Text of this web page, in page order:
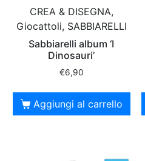
CREA & DISEGNA,
Giocattoli, SABBIARELLI
Sabbiarelli album ‘I
Dinosauri’
€6,90
Aggiungi al carrello